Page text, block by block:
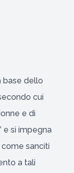
base dello
cui
e di
e si impegna
sanciti
a tali